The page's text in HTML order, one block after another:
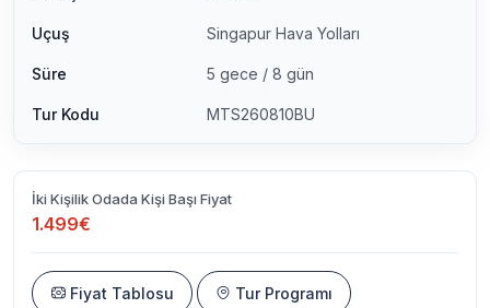
Uçuş Singapur Hava Yolları
Süre 5 gece / 8 gün
Tur Kodu MTS260810BU
İki Kişilik Odada Kişi Başı Fiyat
1.499€
Fiyat Tablosu Tur Programı